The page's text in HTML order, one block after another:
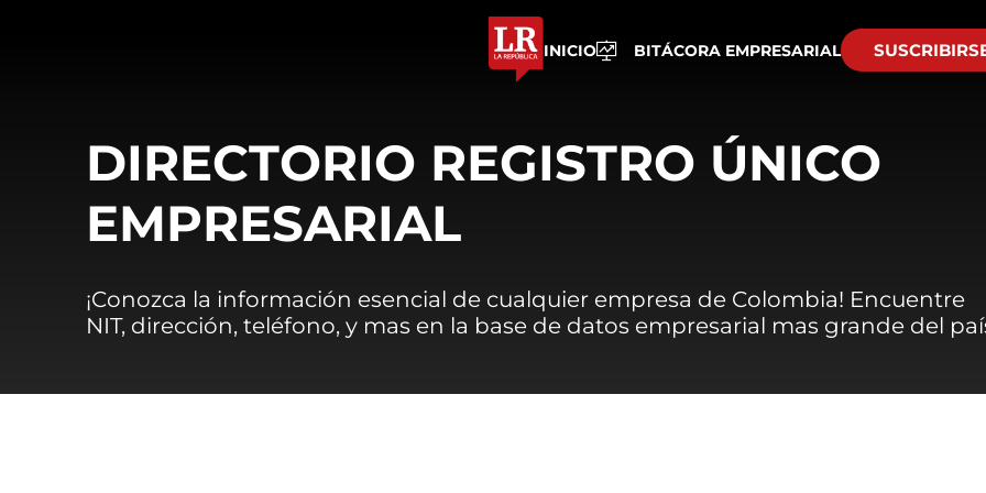
INICIO BITÁCORA EMPRESARIAL
DIRECTORIO REGISTRO ÚNICO
EMPRESARIAL
¡Conozca la información esencial de cualquier empresa de Colombia! Encuentre
NIT, dirección, teléfono, y mas en la base de datos empresarial mas grande del